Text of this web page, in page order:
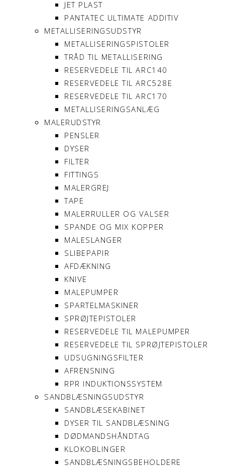
JET PLAST
PANTATEC ULTIMATE ADDITIV
METALLISERINGSUDSTYR
METALLISERINGSPISTOLER
TRÅD TIL METALLISERING
RESERVEDELE TIL ARC140
RESERVEDELE TIL ARC528E
RESERVEDELE TIL ARC170
METALLISERINGSANLÆG
MALERUDSTYR
PENSLER
DYSER
FILTER
FITTINGS
MALERGREJ
TAPE
MALERRULLER OG VALSER
SPANDE OG MIX KOPPER
MALESLANGER
SLIBEPAPIR
AFDÆKNING
KNIVE
MALEPUMPER
SPARTELMASKINER
SPRØJTEPISTOLER
RESERVEDELE TIL MALEPUMPER
RESERVEDELE TIL SPRØJTEPISTOLER
UDSUGNINGSFILTER
AFRENSNING
RPR INDUKTIONSSYSTEM
SANDBLÆSNINGSUDSTYR
SANDBLÆSEKABINET
DYSER TIL SANDBLÆSNING
DØDMANDSHÅNDTAG
KLOKOBLINGER
SANDBLÆSNINGSBEHOLDERE